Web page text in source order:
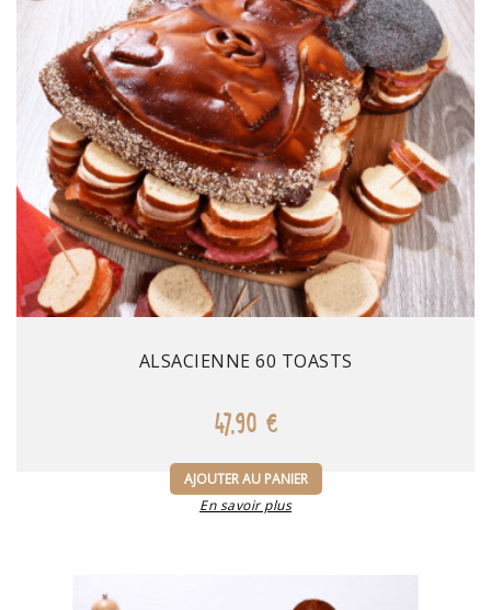
ALSACIENNE 60 TOASTS
47,90 €
AJOUTER AU PANIER
En savoir plus